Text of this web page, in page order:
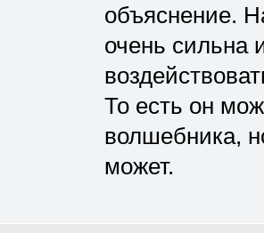
объяснение.
очень сильна
То есть он
волшебника,
может.